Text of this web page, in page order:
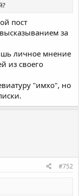
пост
за
личное мнение
из своего
"имхо", но
#752